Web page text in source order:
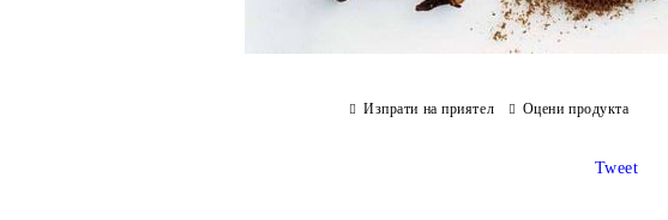
Изпрати на приятел Оцени продукта
Tweet